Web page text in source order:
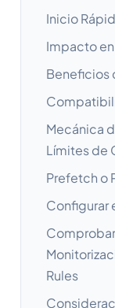
Inicio
Impacto
Beneficios
Mecánica
Límites de
Prefetch o
Configurar
Rules